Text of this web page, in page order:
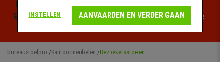
Profiteer van de Zomeruitverkoop bij bureaustoelpro!
Exclusieve kortingen voor een beperkte tijd - Bekijk de
bureaustoelpro Kantoormeubelen Bezoekersstoelen
INSTELLEN AANVAARDEN EN VERDER GAAN